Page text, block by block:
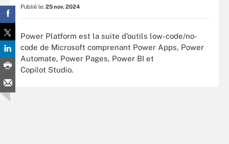
Publié le: 25 nov. 2024
Power Platform est la suite d’outils low-code/no-
code de Microsoft comprenant Power Apps, Power
Automate, Power Pages, Power BI et
Copilot Studio.